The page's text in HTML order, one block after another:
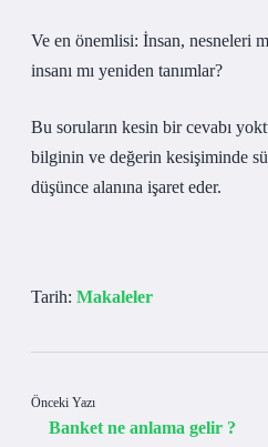
Ve en önemlisi: İnsan, nesneleri
insanı mı yeniden tanımlar?
Bu soruların kesin bir cevabı
bilginin ve değerin kesişiminde
düşünce alanına işaret eder.
Tarih: Makaleler
Önceki Yazı
Banket ne anlama gelir ?